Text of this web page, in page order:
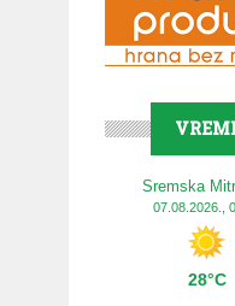
Sremska
07.08.2026.,
28°C